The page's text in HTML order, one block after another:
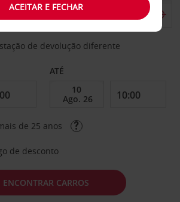
de devolução diferente
ATÉ
de 25 anos
de desconto
ENCONTRAR CARROS
ACEITAR E FECHAR